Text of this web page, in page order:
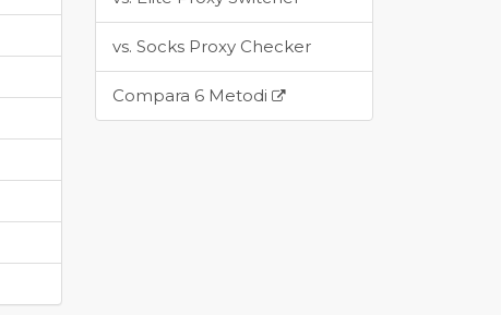
vs. Socks Proxy Checker
Compara 6 Metodi